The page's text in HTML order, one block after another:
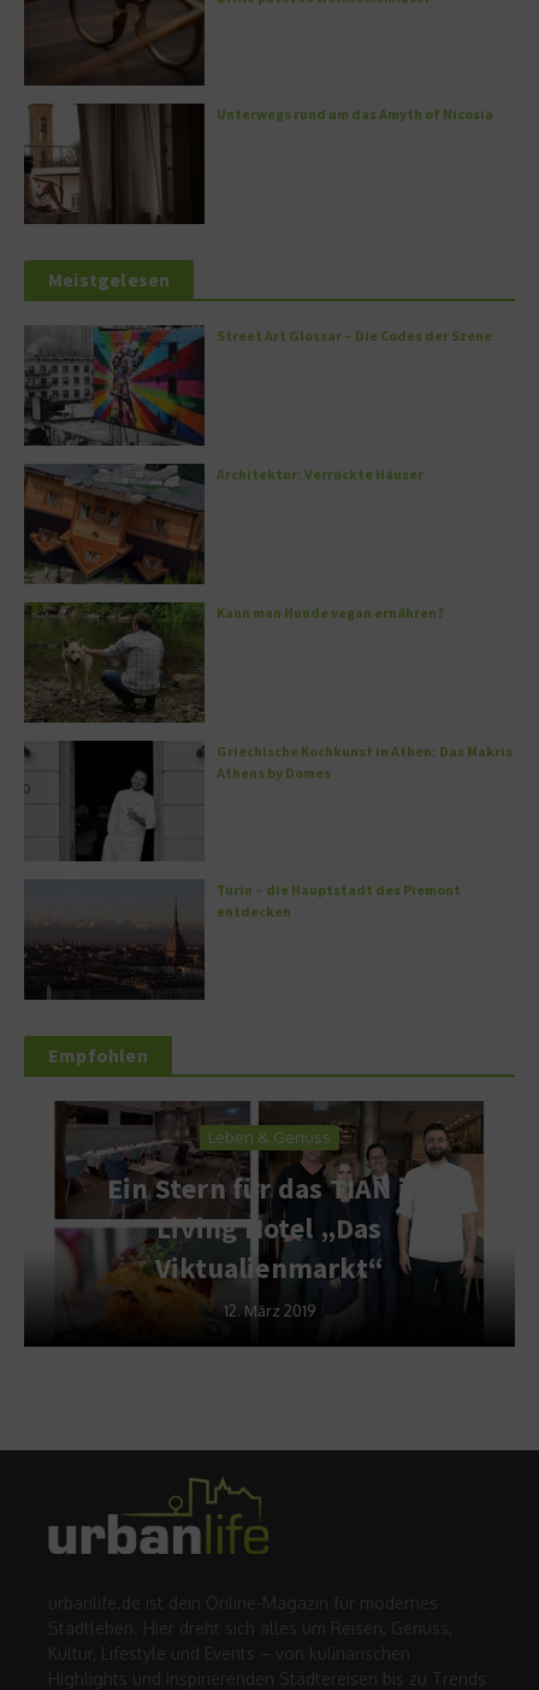
Unterwegs rund um das Amyth of Nicosia
Meistgelesen
Street Art Glossar – Die Codes der Szene
Architektur: Verrückte Häuser
Kann man Hunde vegan ernähren?
Griechische Kochkunst in Athen: Das Makris
Athens by Domes
Turin – die Hauptstadt des Piemont
entdecken
Empfohlen
Leben & Genuss
Ein Stern für das TIAN im
Living Hotel „Das
Viktualienmarkt“
12. März 2019
urbanlife.de ist dein Online-Magazin für modernes
Stadtleben. Hier dreht sich alles um Reisen, Genuss,
Kultur, Lifestyle und Events – von kulinarischen
Highlights und inspirierenden Städtereisen bis zu Trends